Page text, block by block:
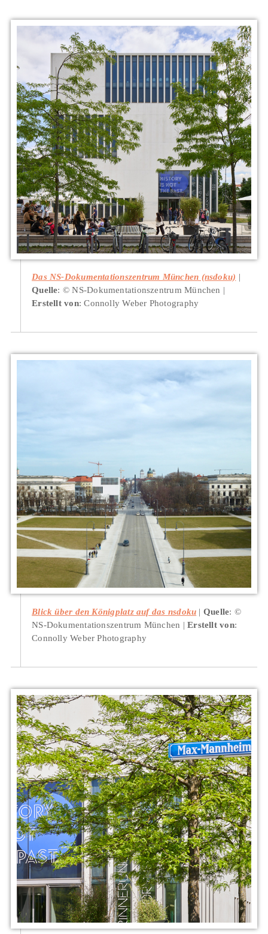
Das NS-Dokumentationszentrum München (nsdoku)
Quelle: © NS-Dokumentationszentrum München
Erstellt von: Connolly Weber Photography
Blick über den Königplatz auf das nsdoku Quelle: ©
NS-Dokumentationszentrum München
Erstellt von:
Connolly Weber Photography